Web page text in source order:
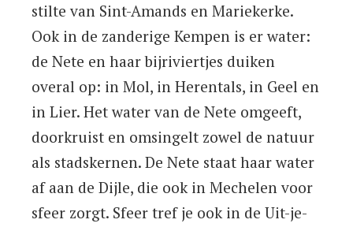
stilte van Sint-Amands en Mariekerke.
Ook in de zanderige Kempen is er water:
de Nete en haar bijriviertjes duiken
overal op: in Mol, in Herentals, in Geel en
in Lier. Het water van de Nete omgeeft,
doorkruist en omsingelt zowel de natuur
als stadskernen. De Nete staat haar water
af aan de Dijle, die ook in Mechelen voor
sfeer zorgt. Sfeer tref je ook in de Uit-je-